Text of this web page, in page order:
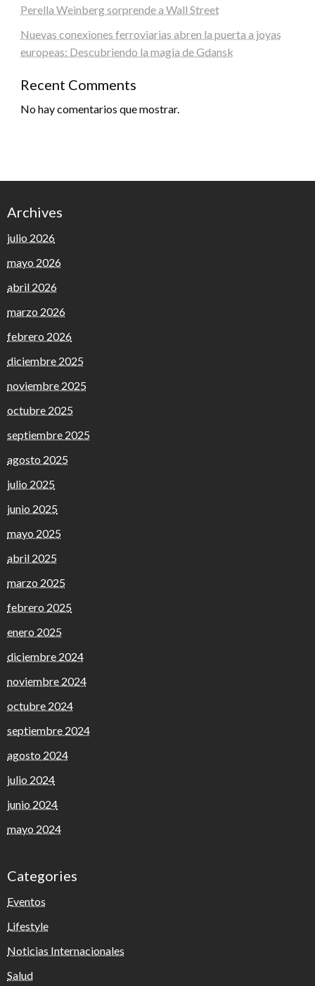
Perella Weinberg sorprende a Wall Street
Nuevas conexiones ferroviarias abren la puerta a joyas
europeas: Descubriendo la magia de Gdansk
Recent Comments
No hay comentarios que mostrar.
Archives
julio 2026
mayo 2026
abril 2026
marzo 2026
febrero 2026
diciembre 2025
noviembre 2025
octubre 2025
septiembre 2025
agosto 2025
julio 2025
junio 2025
mayo 2025
abril 2025
marzo 2025
febrero 2025
enero 2025
diciembre 2024
noviembre 2024
octubre 2024
septiembre 2024
agosto 2024
julio 2024
junio 2024
mayo 2024
Categories
Eventos
Lifestyle
Noticias Internacionales
Salud